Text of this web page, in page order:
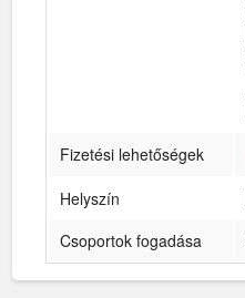
Fizetési lehetőségek
Helyszín
Csoportok fogadása